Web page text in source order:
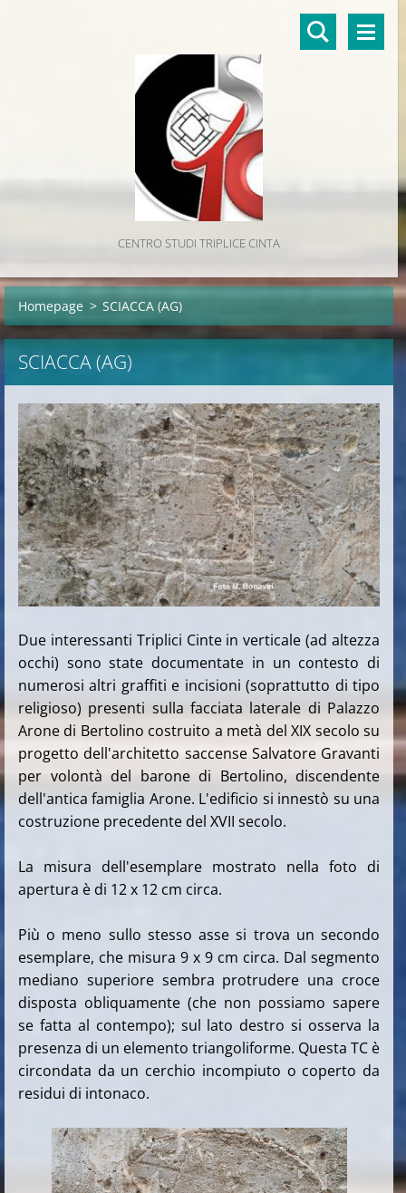
CENTRO STUDI TRIPLICE CINTA
Homepage > SCIACCA (AG)
SCIACCA (AG)
Due interessanti Triplici Cinte in verticale (ad altezza
occhi) sono state documentate in un contesto di
numerosi altri graffiti e incisioni (soprattutto di tipo
religioso) presenti sulla facciata laterale di Palazzo
Arone di Bertolino costruito a metà del XIX secolo su
progetto dell'architetto saccense Salvatore Gravanti
per volontà del barone di Bertolino, discendente
dell'antica famiglia Arone. L'edificio si innestò su una
costruzione precedente del XVII secolo.
La misura dell'esemplare mostrato nella foto di
apertura è di 12 x 12 cm circa.
Più o meno sullo stesso asse si trova un secondo
esemplare, che misura 9 x 9 cm circa. Dal segmento
mediano superiore sembra protrudere una croce
disposta obliquamente (che non possiamo sapere
se fatta al contempo); sul lato destro si osserva la
presenza di un elemento triangoliforme. Questa TC è
circondata da un cerchio incompiuto o coperto da
residui di intonaco.